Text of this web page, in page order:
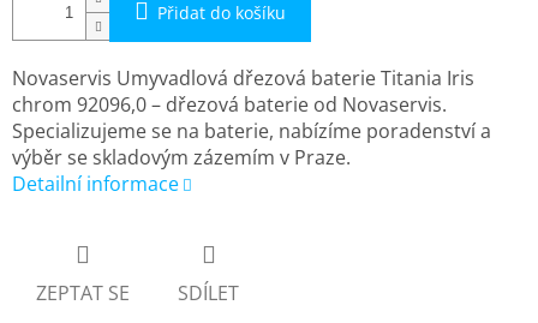
Přidat do košíku
Novaservis Umyvadlová dřezová baterie Titania Iris
chrom 92096,0 – dřezová baterie od Novaservis.
Specializujeme se na baterie, nabízíme poradenství a
výběr se skladovým zázemím v Praze.
Detailní informace
ZEPTAT SE SDÍLET